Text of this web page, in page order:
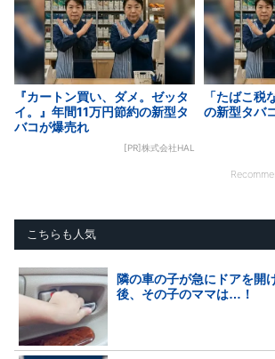
『カートン買い、ダメ。ゼッタ
イ。』年間11万円節約の新型タ
バコが爆売れ
[PR]株式会社HAL
「たばこ
の新型タバ
こちらも人気
隣の車の子が急にドアを開
後、その子のママは…！